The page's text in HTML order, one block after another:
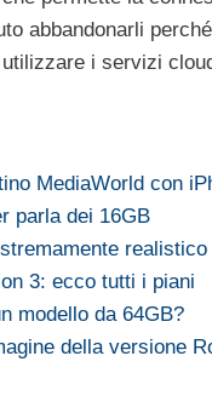
abbandonarli
i servizi
MediaWorld con
parla dei 16GB
realistico
3: ecco tutti i piani
modello da 64GB?
della versione